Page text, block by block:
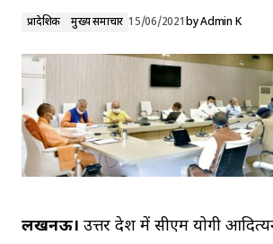
प्रादेशिक मुख्य समाचार 15/06/2021byAdmin K
लखनऊ। उत्तर प्रदेश में सीएम योगी